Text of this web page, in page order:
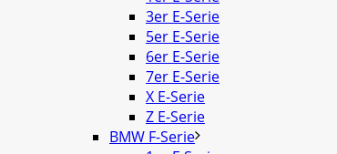
3er E-Serie
5er E-Serie
6er E-Serie
7er E-Serie
X E-Serie
Z E-Serie
BMW F-Serie